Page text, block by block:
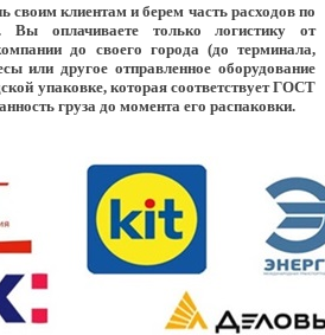
своим клиентам и берем часть расходов по
Вы оплачиваете только логистику от
до своего города (до терминала,
или другое отправленное оборудование
упаковке, которая соответствует ГОСТ
груза до момента его распаковки.